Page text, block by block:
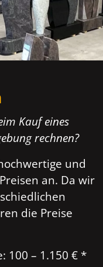
Kauf eines
rechnen?
und
an. Da wir
die Preise
100 – 1.150 € *